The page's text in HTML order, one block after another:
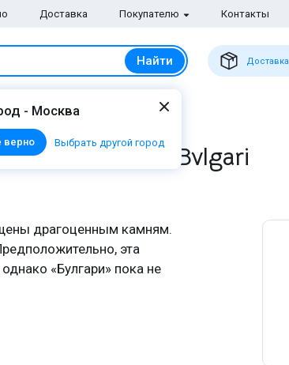
Доставка Покупателю Контакты
Найти Доставка
- Москва
верно Выбрать другой город
в коллекции Bvlgari
драгоценным камням.
эта
«Булгари» пока не